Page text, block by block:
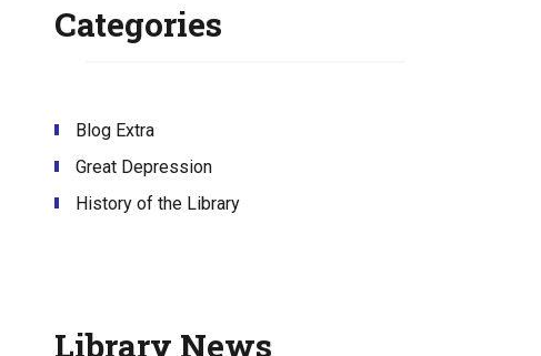
Categories
Blog Extra
Great Depression
History of the Library
Library News